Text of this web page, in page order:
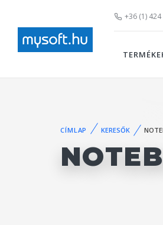
+36 (1)
CÍMLAP KERESŐK